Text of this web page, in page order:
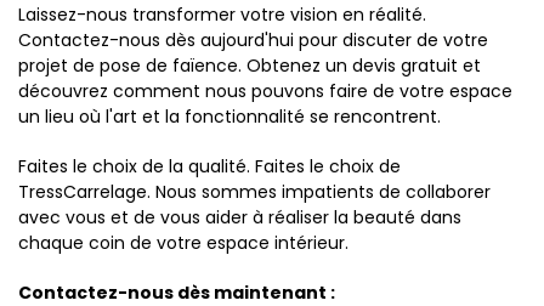
Laissez-nous transformer votre vision en réalité.
Contactez-nous dès aujourd'hui pour discuter de votre
projet de pose de faïence. Obtenez un devis gratuit et
découvrez comment nous pouvons faire de votre espace
un lieu où l'art et la fonctionnalité se rencontrent.
Faites le choix de la qualité. Faites le choix de
TressCarrelage. Nous sommes impatients de collaborer
avec vous et de vous aider à réaliser la beauté dans
chaque coin de votre espace intérieur.
Contactez-nous dès maintenant :